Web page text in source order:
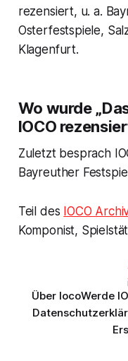
rezensiert, u. a.
Osterfestspiele,
Klagenfurt.
Wo wurde
IOCO
Zuletzt besprach
Bayreuther
Teil des IOCO
Komponist,
Über IocoWerde